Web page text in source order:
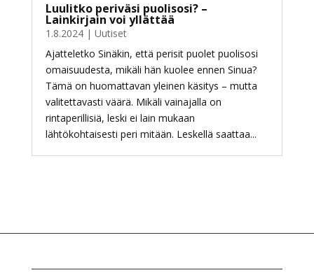
Luulitko periväsi puolisosi? –
Lainkirjain voi yllättää
1.8.2024| Uutiset
Ajatteletko Sinäkin, että perisit puolet puolisosi
omaisuudesta, mikäli hän kuolee ennen Sinua?
Tämä on huomattavan yleinen käsitys – mutta
valitettavasti väärä. Mikäli vainajalla on
rintaperillisiä, leski ei lain mukaan
lähtökohtaisesti peri mitään. Leskellä saattaa...